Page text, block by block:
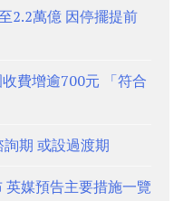
2.2萬億 因停擺提前
費增逾700元 「符合
期 或設過渡期
英媒預告主要措施一覽